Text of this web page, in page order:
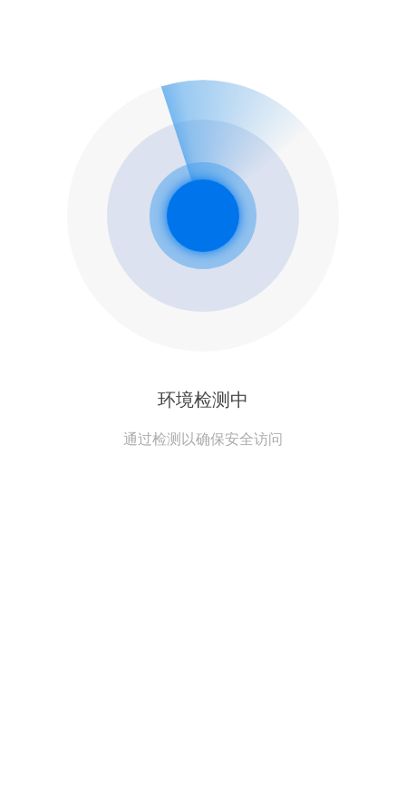
环境检测中
通过检测以确保安全访问